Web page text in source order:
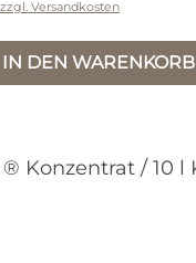
Versandkosten
IN DEN WARENKORB